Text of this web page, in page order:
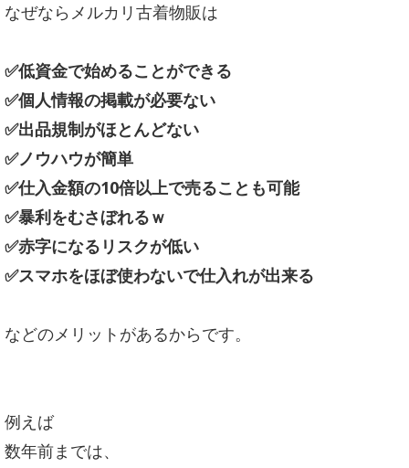
なぜならメルカリ古着物販は
✅低資金で始めることができる
✅個人情報の掲載が必要ない
✅出品規制がほとんどない
✅ノウハウが簡単
✅仕入金額の10倍以上で売ることも可能
✅暴利をむさぼれるｗ
✅赤字になるリスクが低い
✅スマホをほぼ使わないで仕入れが出来る
などのメリットがあるからです。
例えば
数年前までは、